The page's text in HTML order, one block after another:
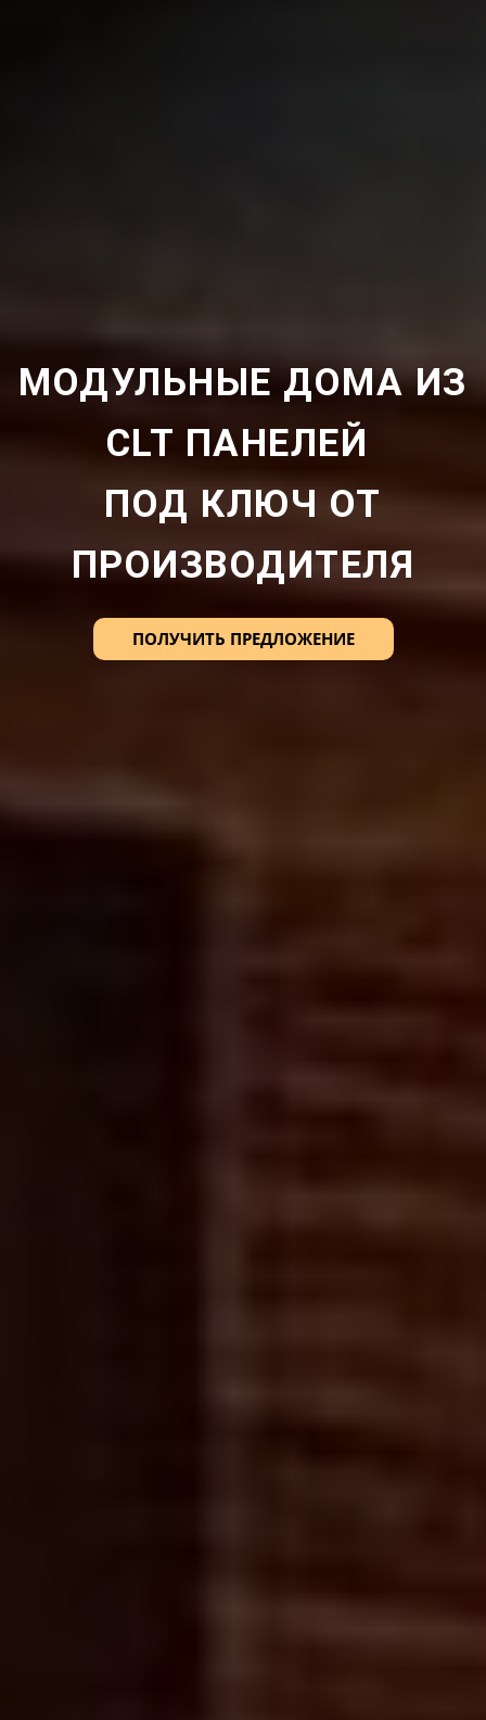
МОДУЛЬНЫЕ ДОМА ИЗ
CLT ПАНЕЛЕЙ
ПОД КЛЮЧ ОТ
ПРОИЗВОДИТЕЛЯ
ПОЛУЧИТЬ ПРЕДЛОЖЕНИЕ